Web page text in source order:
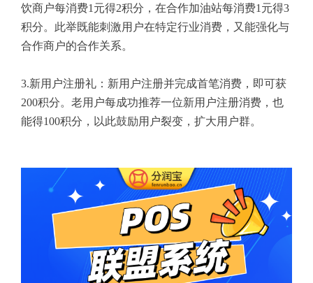
饮商户每消费1元得2积分，在合作加油站每消费1元得3
积分。此举既能刺激用户在特定行业消费，又能强化与
合作商户的合作关系。
3.新用户注册礼：新用户注册并完成首笔消费，即可获
200积分。老用户每成功推荐一位新用户注册消费，也
能得100积分，以此鼓励用户裂变，扩大用户群。